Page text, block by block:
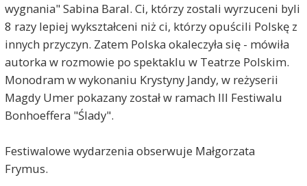
wygnania" Sabina Baral. Ci, którzy zostali wyrzuceni byli
8 razy lepiej wykształceni niż ci, którzy opuścili Polskę z
innych przyczyn. Zatem Polska okaleczyła się - mówiła
autorka w rozmowie po spektaklu w Teatrze Polskim.
Monodram w wykonaniu Krystyny Jandy, w reżyserii
Magdy Umer pokazany został w ramach III Festiwalu
Bonhoeffera "Ślady".
Festiwalowe wydarzenia obserwuje Małgorzata
Frymus.